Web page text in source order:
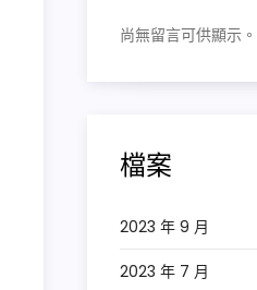
尚無留言可供顯示。
檔案
2023 年 9 月
2023 年 7 月